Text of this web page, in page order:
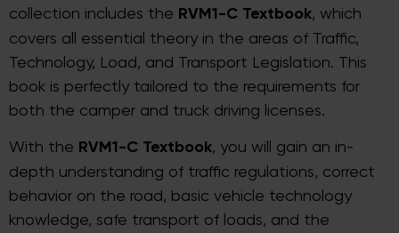
collection includes the RVM1-C Textbook, which
covers all essential theory in the areas of Traffic,
Technology, Load, and Transport Legislation. This
book is perfectly tailored to the requirements for
both the camper and truck driving licenses.
With the RVM1-C Textbook, you will gain an in-
depth understanding of traffic regulations, correct
behavior on the road, basic vehicle technology
knowledge, safe transport of loads, and the